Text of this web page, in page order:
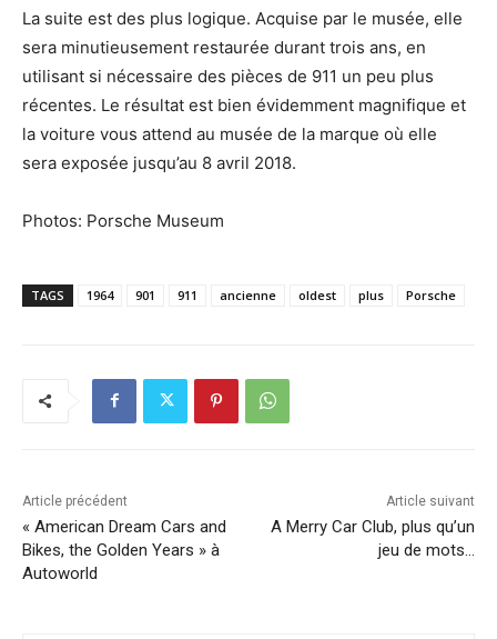
La suite est des plus logique. Acquise par le musée, elle
sera minutieusement restaurée durant trois ans, en
utilisant si nécessaire des pièces de 911 un peu plus
récentes. Le résultat est bien évidemment magnifique et
la voiture vous attend au musée de la marque où elle
sera exposée jusqu’au 8 avril 2018.
Photos: Porsche Museum
TAGS 1964 901 911 ancienne oldest plus Porsche
Article précédent
« American Dream Cars and
Bikes, the Golden Years » à
Autoworld
Article suivant
A Merry Car Club, plus qu’un
jeu de mots…